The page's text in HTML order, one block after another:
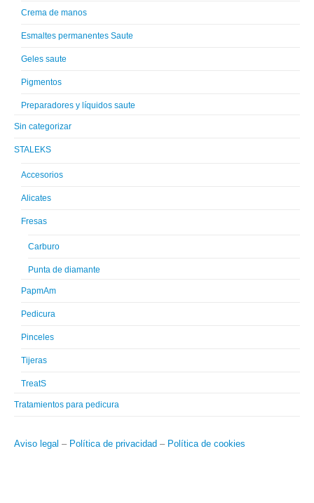
Crema de manos
Esmaltes permanentes Saute
Geles saute
Pigmentos
Preparadores y líquidos saute
Sin categorizar
STALEKS
Accesorios
Alicates
Fresas
Carburo
Punta de diamante
PapmAm
Pedicura
Pinceles
Tijeras
TreatS
Tratamientos para pedicura
Aviso legal – Política de privacidad – Política de cookies